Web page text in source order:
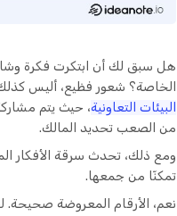
هل سبق لك أن ابتكرت فكرة
الخاصة؟ شعور فظيع، أليس
البيئات التعاونية، حيث يتم
من الصعب تحديد المالك.
ومع ذلك، تحدث سرقة الأفكار
تمكنّا من جمعها.
نعم، الأرقام المعروضة صحيحة.